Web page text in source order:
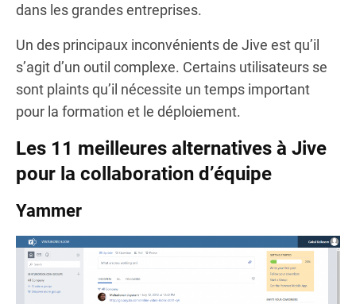
dans les grandes entreprises.
Un des principaux inconvénients de Jive est qu’il
s’agit d’un outil complexe. Certains utilisateurs se
sont plaints qu’il nécessite un temps important
pour la formation et le déploiement.
Les 11 meilleures alternatives à Jive
pour la collaboration d’équipe
Yammer